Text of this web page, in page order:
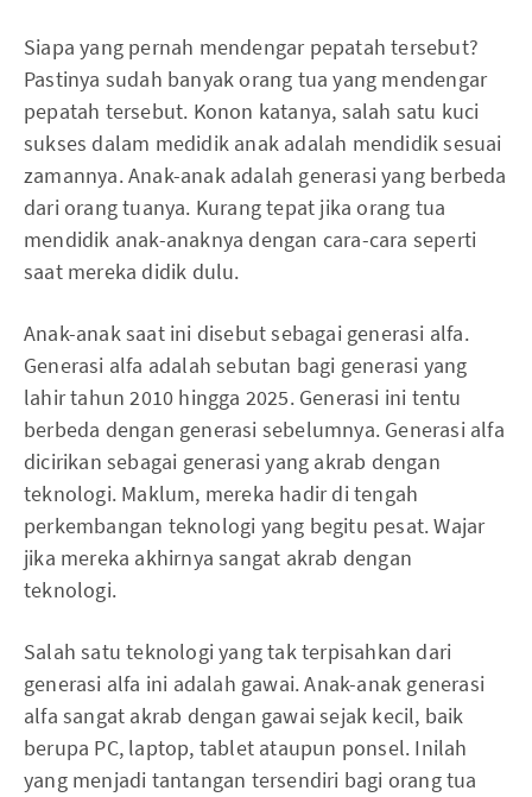
Siapa yang pernah mendengar pepatah tersebut?
Pastinya sudah banyak orang tua yang mendengar
pepatah tersebut. Konon katanya, salah satu kuci
sukses dalam medidik anak adalah mendidik sesuai
zamannya. Anak-anak adalah generasi yang berbeda
dari orang tuanya. Kurang tepat jika orang tua
mendidik anak-anaknya dengan cara-cara seperti
saat mereka didik dulu.
Anak-anak saat ini disebut sebagai generasi alfa.
Generasi alfa adalah sebutan bagi generasi yang
lahir tahun 2010 hingga 2025. Generasi ini tentu
berbeda dengan generasi sebelumnya. Generasi alfa
dicirikan sebagai generasi yang akrab dengan
teknologi. Maklum, mereka hadir di tengah
perkembangan teknologi yang begitu pesat. Wajar
jika mereka akhirnya sangat akrab dengan
teknologi.
Salah satu teknologi yang tak terpisahkan dari
generasi alfa ini adalah gawai. Anak-anak generasi
alfa sangat akrab dengan gawai sejak kecil, baik
berupa PC, laptop, tablet ataupun ponsel. Inilah
yang menjadi tantangan tersendiri bagi orang tua